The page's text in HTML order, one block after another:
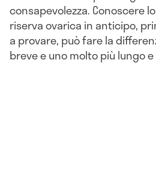
consapevolezza. Conoscere
riserva ovarica in anticipo,
a provare, può fare la
breve e uno molto più lungo